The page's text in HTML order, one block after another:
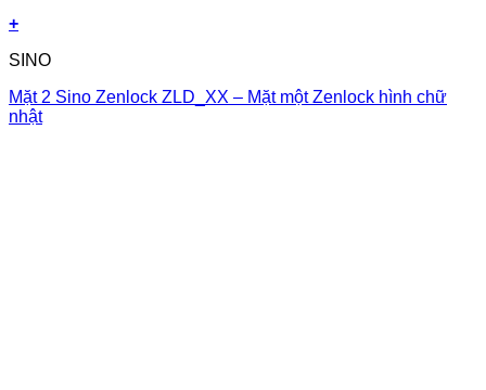
+
SINO
Mặt 2 Sino Zenlock ZLD_XX – Mặt một Zenlock hình chữ
nhật